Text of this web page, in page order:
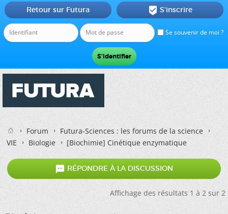
Se souvenir de moi ?
Retour sur Futura  S'inscrire
Forum
Futura-Sciences : les forums de la science
VIE
Biologie [Biochimie]Cinétique enzymatique
 RÉPONDRE À LA DISCUSSION
Affichage des résultats 1 à 2 sur 2